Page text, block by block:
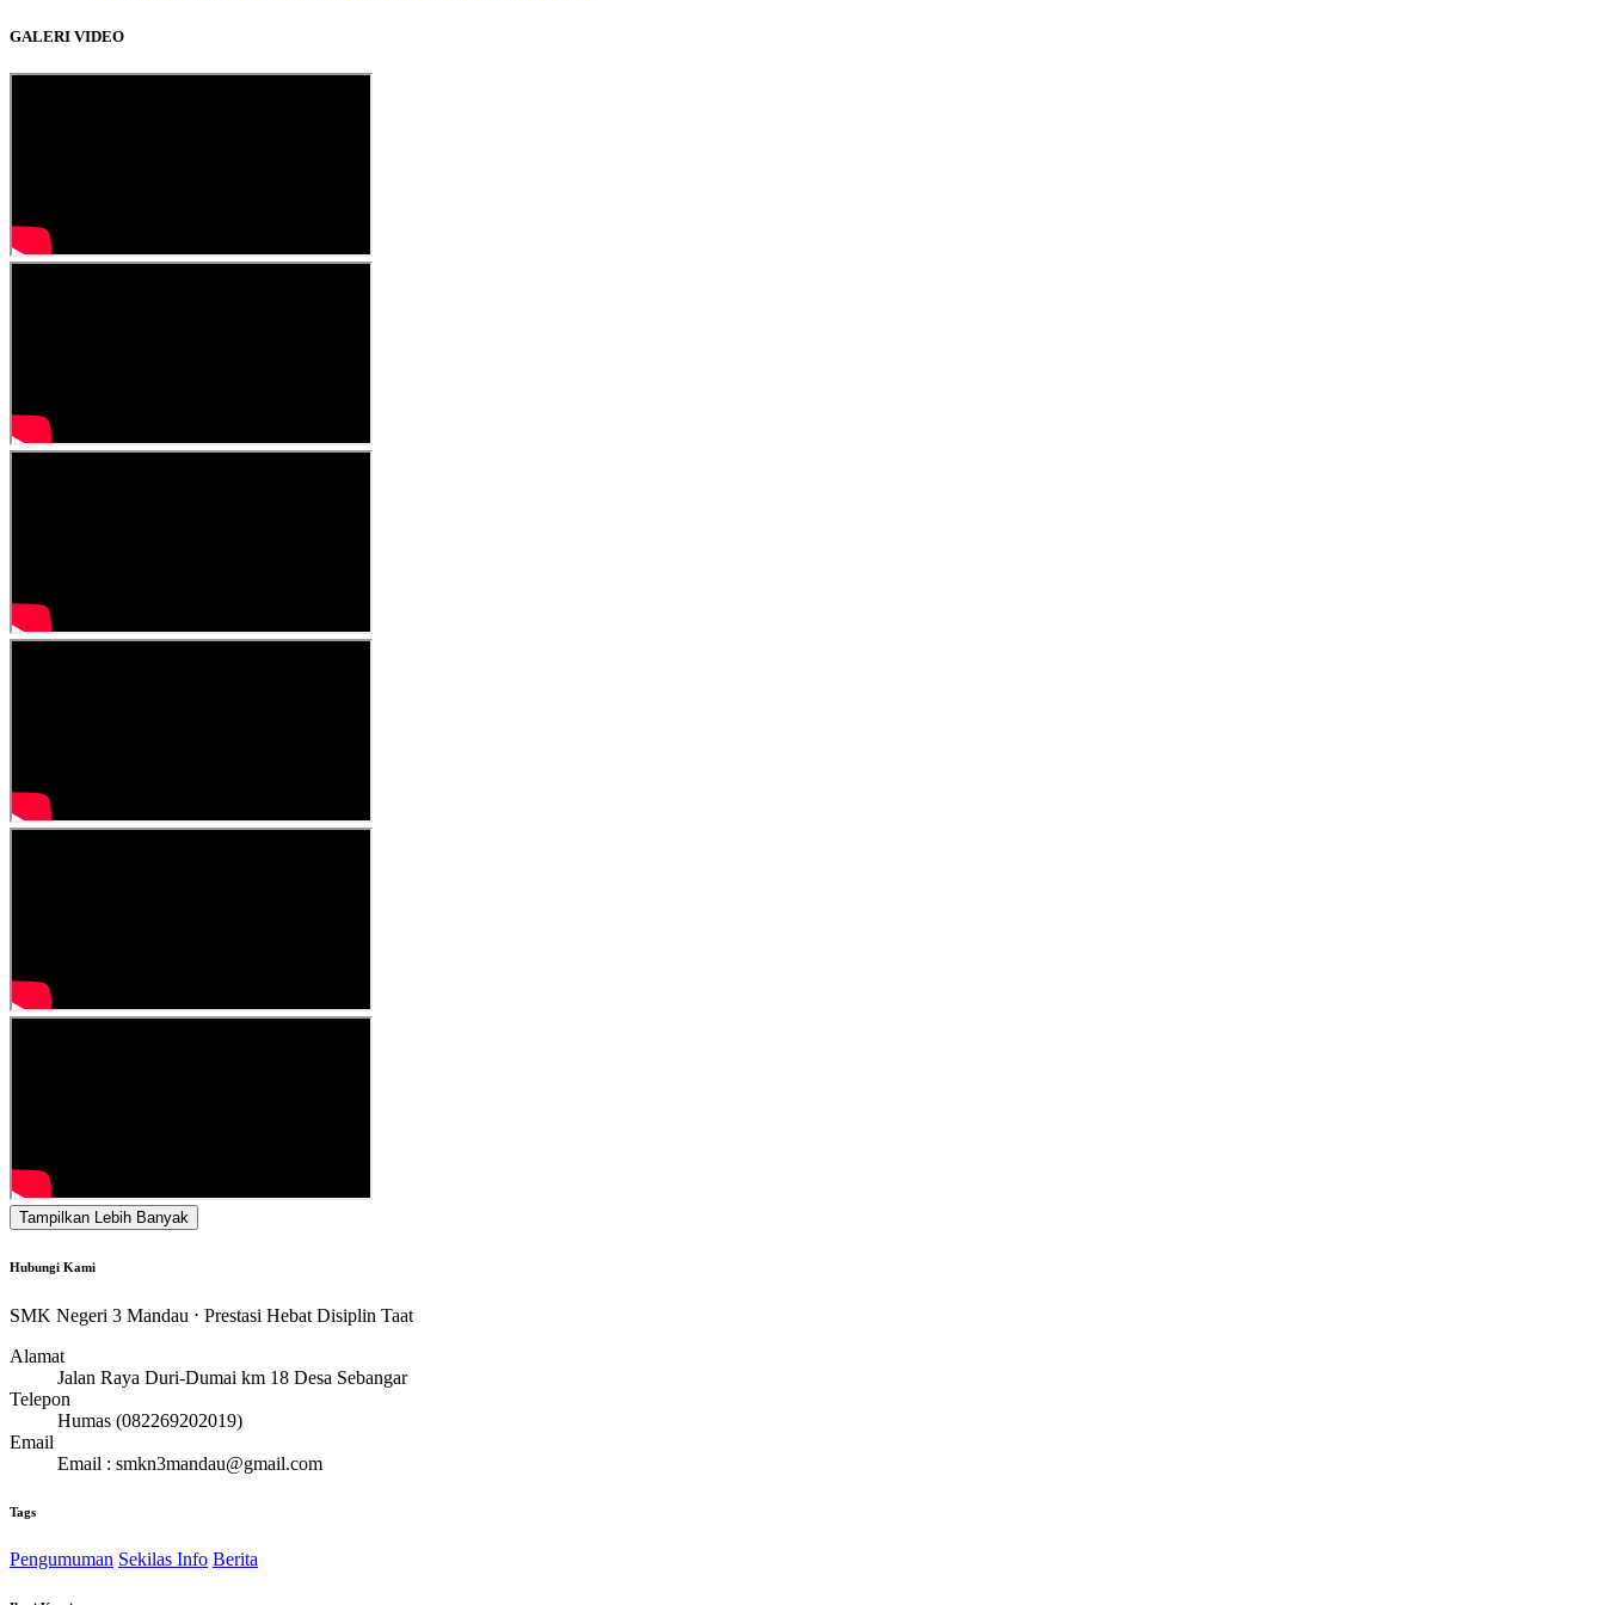
GALERI VIDEO
Tampilkan Lebih Banyak
Hubungi Kami
SMK Negeri 3 Mandau ⋅ Prestasi Hebat Disiplin Taat
Alamat
Jalan Raya Duri-Dumai km 18 Desa Sebangar
Telepon
Humas (082269202019)
Email
Email : smkn3mandau@gmail.com
Tags
Pengumuman Sekilas Info Berita